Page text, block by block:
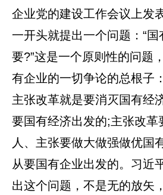
企业党的建设工作会议上发
一开头就提出一个问题：“
要?”这是一个原则性的问题
有企业的一切争论的总根子
主张改革就是要消灭国有经
要国有经济出发的;主张改革
人、主张要做大做强做优国
从要国有企业出发的。习近
出这个问题，不是无的放矢